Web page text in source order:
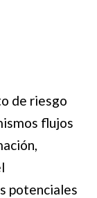
de riesgo
flujos
potenciales